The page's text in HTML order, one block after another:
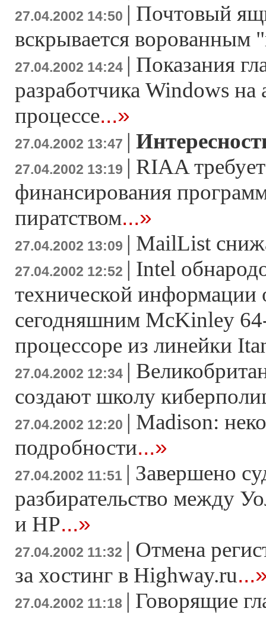
27.04.2002 14:50 | Почтовый
вскрывается ворованным
27.04.2002 14:24 | Показания
разработчика Windows
процессе...»
27.04.2002 13:47 |
27.04.2002 13:19 | RIAA
финансирования
пиратством...»
27.04.2002 13:09 | MailList
27.04.2002 12:52 | Intel
технической
сегодняшним McKinley
процессоре из линейки
27.04.2002 12:34 |
создают школу
27.04.2002 12:20 | Madison:
подробности...»
27.04.2002 11:51 | Завершено
разбирательство между
и HP...»
27.04.2002 11:32 | Отмена
за хостинг в Highway.ru
27.04.2002 11:18 | Говорящие